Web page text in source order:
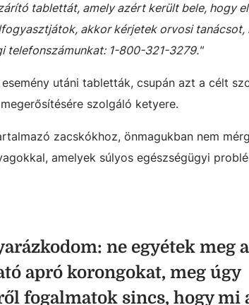
tablettát, amely azért került bele, hogy
akkor kérjetek orvosi tanácsot,
telefonszámunkat: 1-800-321-3279."
utáni tabletták, csupán azt a célt
szolgáló ketyere.
zacskókhoz, önmagukban nem
amelyek súlyos egészségügyi
ne egyétek meg a
apró korongokat, meg úgy
fogalmatok sincs, hogy mi